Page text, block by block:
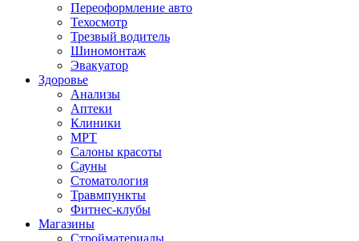
Переоформление авто
Техосмотр
Трезвый водитель
Шиномонтаж
Эвакуатор
Здоровье
Анализы
Аптеки
Клиники
МРТ
Салоны красоты
Сауны
Стоматология
Травмпункты
Фитнес-клубы
Магазины
Стройматериалы